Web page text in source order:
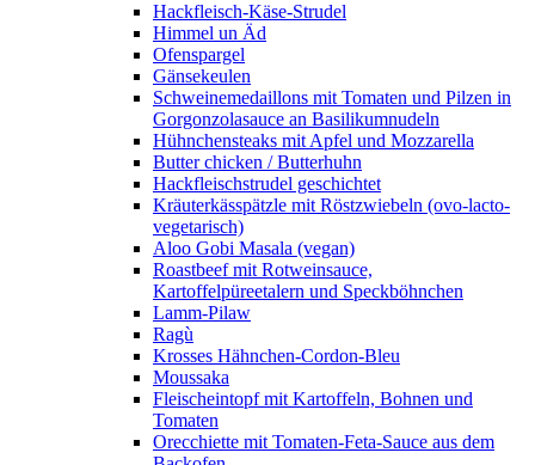
Hackfleisch-Käse-Strudel
Himmel un Äd
Ofenspargel
Gänsekeulen
Schweinemedaillons mit Tomaten und Pilzen in
Gorgonzolasauce an Basilikumnudeln
Hühnchensteaks mit Apfel und Mozzarella
Butter chicken / Butterhuhn
Hackfleischstrudel geschichtet
Kräuterkässpätzle mit Röstzwiebeln (ovo-lacto-
vegetarisch)
Aloo Gobi Masala (vegan)
Roastbeef mit Rotweinsauce,
Kartoffelpüreetalern und Speckböhnchen
Lamm-Pilaw
Ragù
Krosses Hähnchen-Cordon-Bleu
Moussaka
Fleischeintopf mit Kartoffeln, Bohnen und
Tomaten
Orecchiette mit Tomaten-Feta-Sauce aus dem